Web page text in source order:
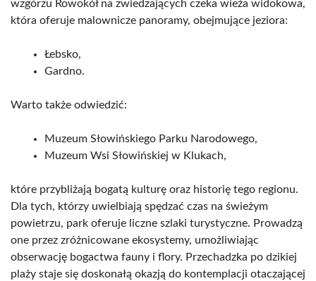
wzgórzu Rowokół na zwiedzających czeka wieża widokowa,
która oferuje malownicze panoramy, obejmujące jeziora:
Łebsko,
Gardno.
Warto także odwiedzić:
Muzeum Słowińskiego Parku Narodowego,
Muzeum Wsi Słowińskiej w Klukach,
które przybliżają bogatą kulturę oraz historię tego regionu.
Dla tych, którzy uwielbiają spędzać czas na świeżym
powietrzu, park oferuje liczne szlaki turystyczne. Prowadzą
one przez zróżnicowane ekosystemy, umożliwiając
obserwację bogactwa fauny i flory. Przechadzka po dzikiej
plaży staje się doskonałą okazją do kontemplacji otaczającej